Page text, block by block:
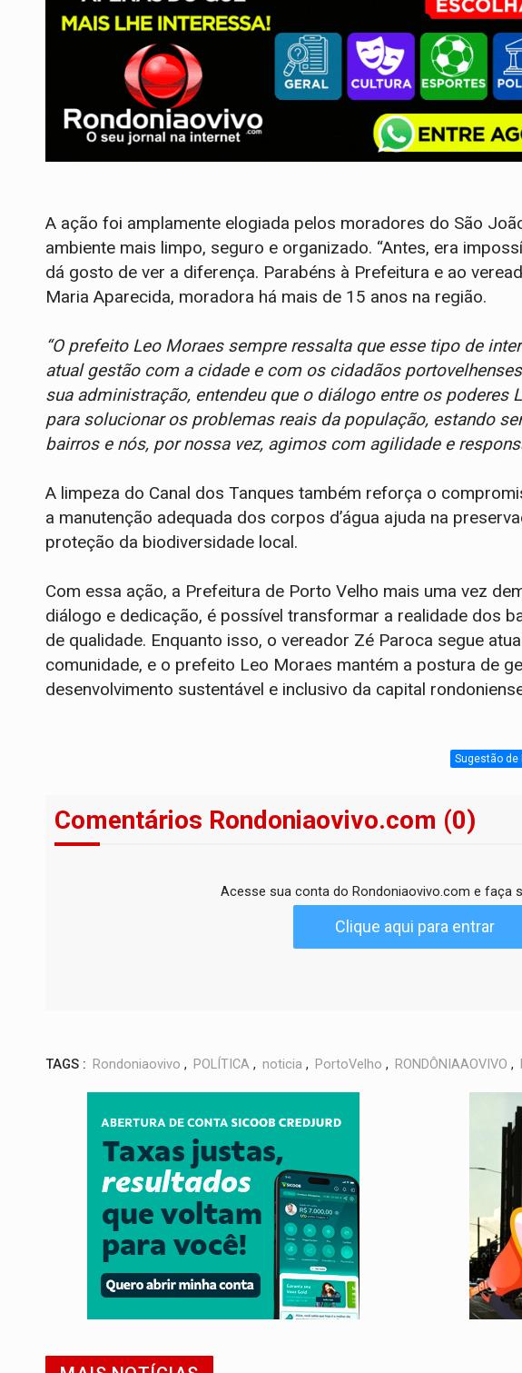
A ação foi amplamente elogiada pelos moradores do São
ambiente mais limpo, seguro e organizado. “Antes, era
dá gosto de ver a diferença. Parabéns à Prefeitura e ao
Maria Aparecida, moradora há mais de 15 anos na região.
“O prefeito Leo Moraes sempre ressalta que esse tipo de
atual gestão com a cidade e com os cidadãos
sua administração, entendeu que o diálogo entre os poderes
para solucionar os problemas reais da população, estando
bairros e nós, por nossa vez, agimos com agilidade e
A limpeza do Canal dos Tanques também reforça o
a manutenção adequada dos corpos d’água ajuda na
proteção da biodiversidade local.
Com essa ação, a Prefeitura de Porto Velho mais uma vez
diálogo e dedicação, é possível transformar a realidade dos
de qualidade. Enquanto isso, o vereador Zé Paroca segue
comunidade, e o prefeito Leo Moraes mantém a postura de
desenvolvimento sustentável e inclusivo da capital
Sugestão de
Comentários Rondoniaovivo.com (0)
Acesse sua conta do Rondoniaovivo.com e faça
Clique aqui para entrar
TAGS : Rondoniaovivo , POLÍTICA , noticia , PortoVelho , RONDÔNIAAOVIVO ,